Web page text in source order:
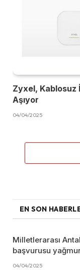
Zyxel, Kablosuz
Aşıyor
04/04/2025
EN SON
Milletlerarası
başvurusu
04/04/2025